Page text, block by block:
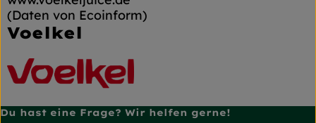
(Daten von Ecoinform)
Voelkel
Du hast eine Frage? Wir helfen gerne!